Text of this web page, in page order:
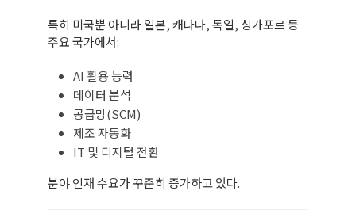
특히 미국뿐 아니라 일본, 캐나다, 독일, 싱가포르 등
주요 국가에서:
AI 활용 능력
데이터 분석
공급망(SCM)
제조 자동화
IT 및 디지털 전환
분야 인재 수요가 꾸준히 증가하고 있다.